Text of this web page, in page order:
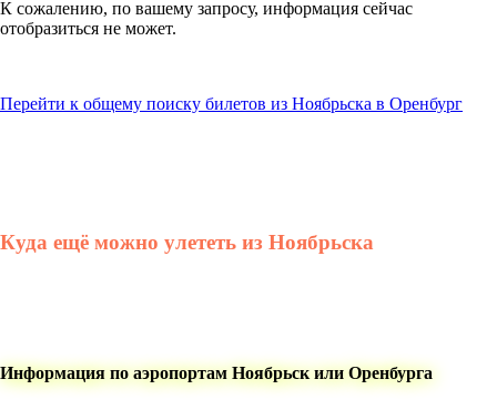
К сожалению, по вашему запросу, информация сейчас
отобразиться не может.
Перейти к общему поиску билетов из Ноябрьска в Оренбург
Куда ещё можно улететь из Ноябрьска
Информация по аэропортам Ноябрьск или Оренбурга